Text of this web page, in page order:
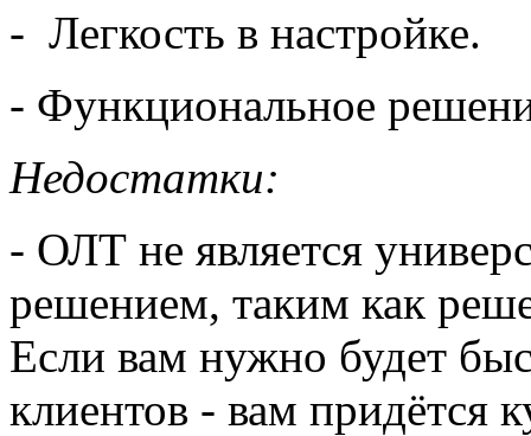
- Легкость в настройке.
- Функциональное
Недостатки:
- ОЛТ не является
решением, таким как
Если вам нужно будет
клиентов - вам придётся